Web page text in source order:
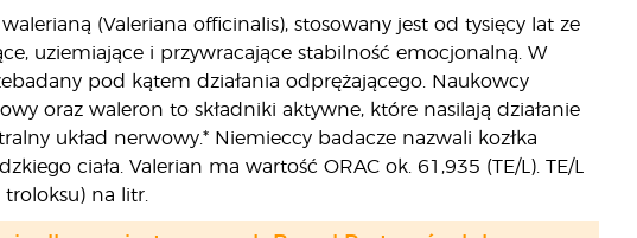
(Valeriana officinalis), stosowany jest od tysięcy lat ze
uziemiające i przywracające stabilność emocjonalną. W
pod kątem działania odprężającego. Naukowcy
oraz waleron to składniki aktywne, które nasilają działanie
układ nerwowy.* Niemieccy badacze nazwali kozłka
ciała. Valerian ma wartość ORAC ok. 61,935 (TE/L). TE/L
na litr.